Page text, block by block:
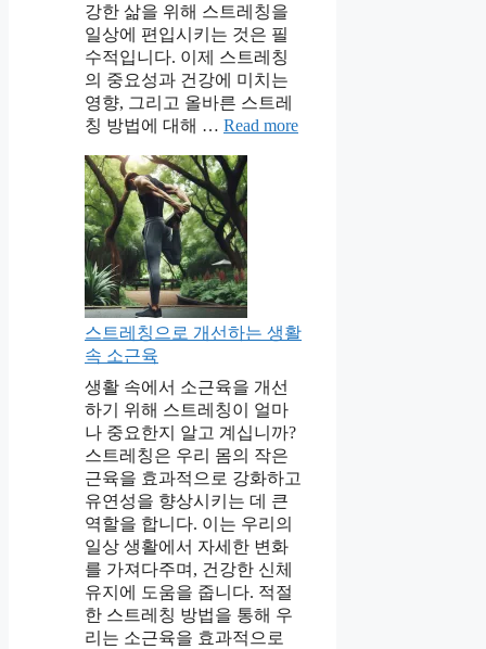
강한 삶을 위해 스트레칭을
일상에 편입시키는 것은 필
수적입니다. 이제 스트레칭
의 중요성과 건강에 미치는
영향, 그리고 올바른 스트레
칭 방법에 대해 … Read more
스트레칭으로 개선하는 생활
속 소근육
생활 속에서 소근육을 개선
하기 위해 스트레칭이 얼마
나 중요한지 알고 계십니까?
스트레칭은 우리 몸의 작은
근육을 효과적으로 강화하고
유연성을 향상시키는 데 큰
역할을 합니다. 이는 우리의
일상 생활에서 자세한 변화
를 가져다주며, 건강한 신체
유지에 도움을 줍니다. 적절
한 스트레칭 방법을 통해 우
리는 소근육을 효과적으로